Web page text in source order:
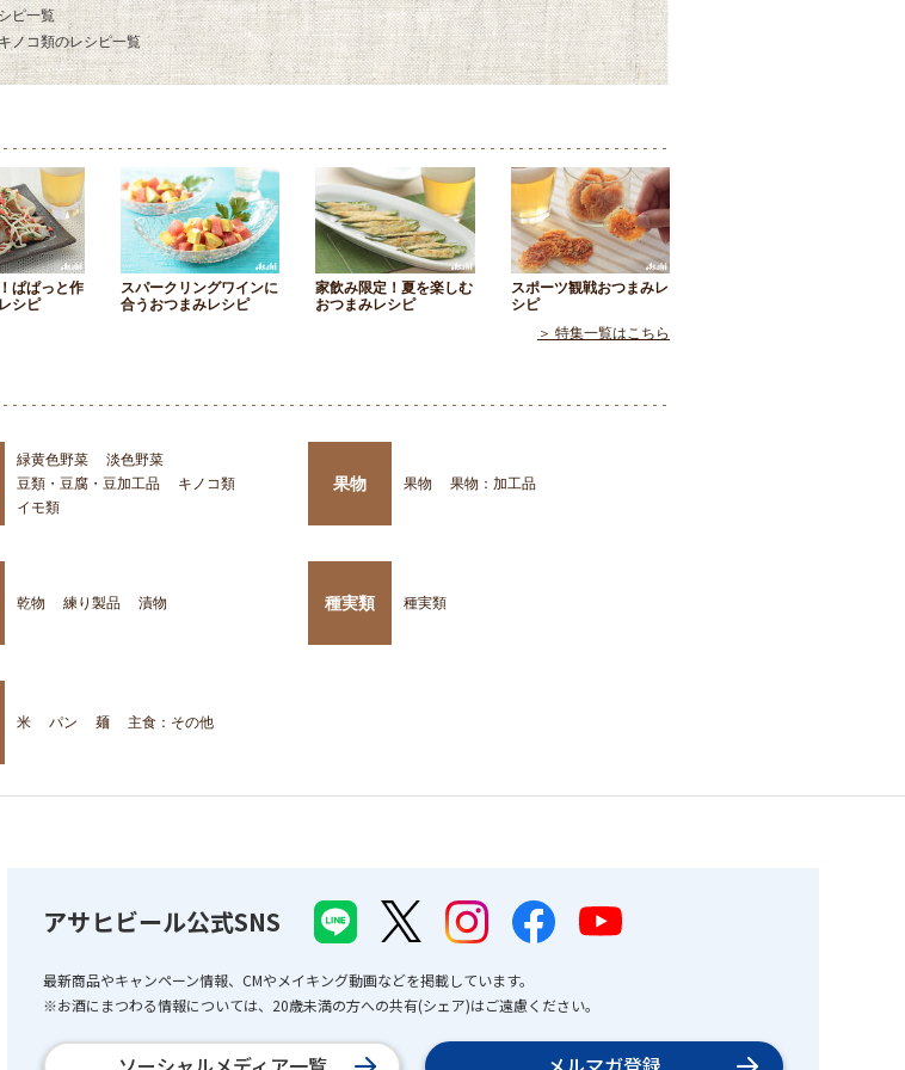
ピ一覧
ノコ類のレシピ一覧
ぱぱっと作
シピ
スパークリングワインに
合うおつまみレシピ
家飲み限定！夏を楽しむ
おつまみレシピ
スポーツ観戦おつまみレ
シピ
＞ 特集一覧はこちら
緑黄色野菜
淡色野菜
豆類・豆腐・豆加工品
キノコ類
イモ類
果物 果物 果物：加工品
乾物 練り製品 漬物 種実類 種実類
米 パン 麺 主食：その他
アサヒビール公式SNS
最新商品やキャンペーン情報、CMやメイキング動画などを掲載しています。
※お酒にまつわる情報については、20歳未満の方への共有(シェア)はご遠慮ください。